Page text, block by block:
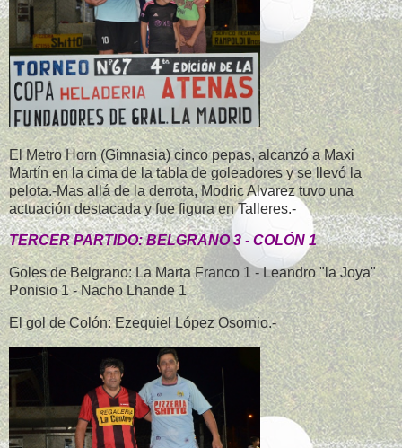
El Metro Horn (Gimnasia) cinco pepas, alcanzó a Maxi
Martín en la cima de la tabla de goleadores y se llevó la
pelota.-Mas allá de la derrota, Modric Alvarez tuvo una
actuación destacada y fue figura en Talleres.-
TERCER PARTIDO: BELGRANO 3 - COLÓN 1
Goles de Belgrano: La Marta Franco 1 - Leandro "la Joya"
Ponisio 1 - Nacho Lhande 1
El gol de Colón: Ezequiel López Osornio.-